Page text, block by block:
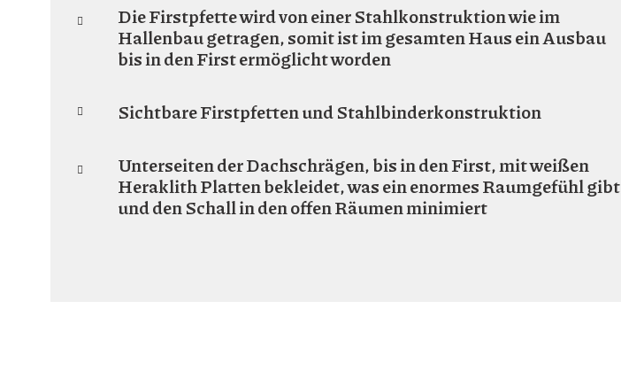
Die Firstpfette wird von einer Stahlkonstruktion wie im
Hallenbau getragen, somit ist im gesamten Haus ein Ausbau
bis in den First ermöglicht worden
Sichtbare Firstpfetten und Stahlbinderkonstruktion
Unterseiten der Dachschrägen, bis in den First, mit weißen
Heraklith Platten bekleidet, was ein enormes Raumgefühl gibt
und den Schall in den offen Räumen minimiert